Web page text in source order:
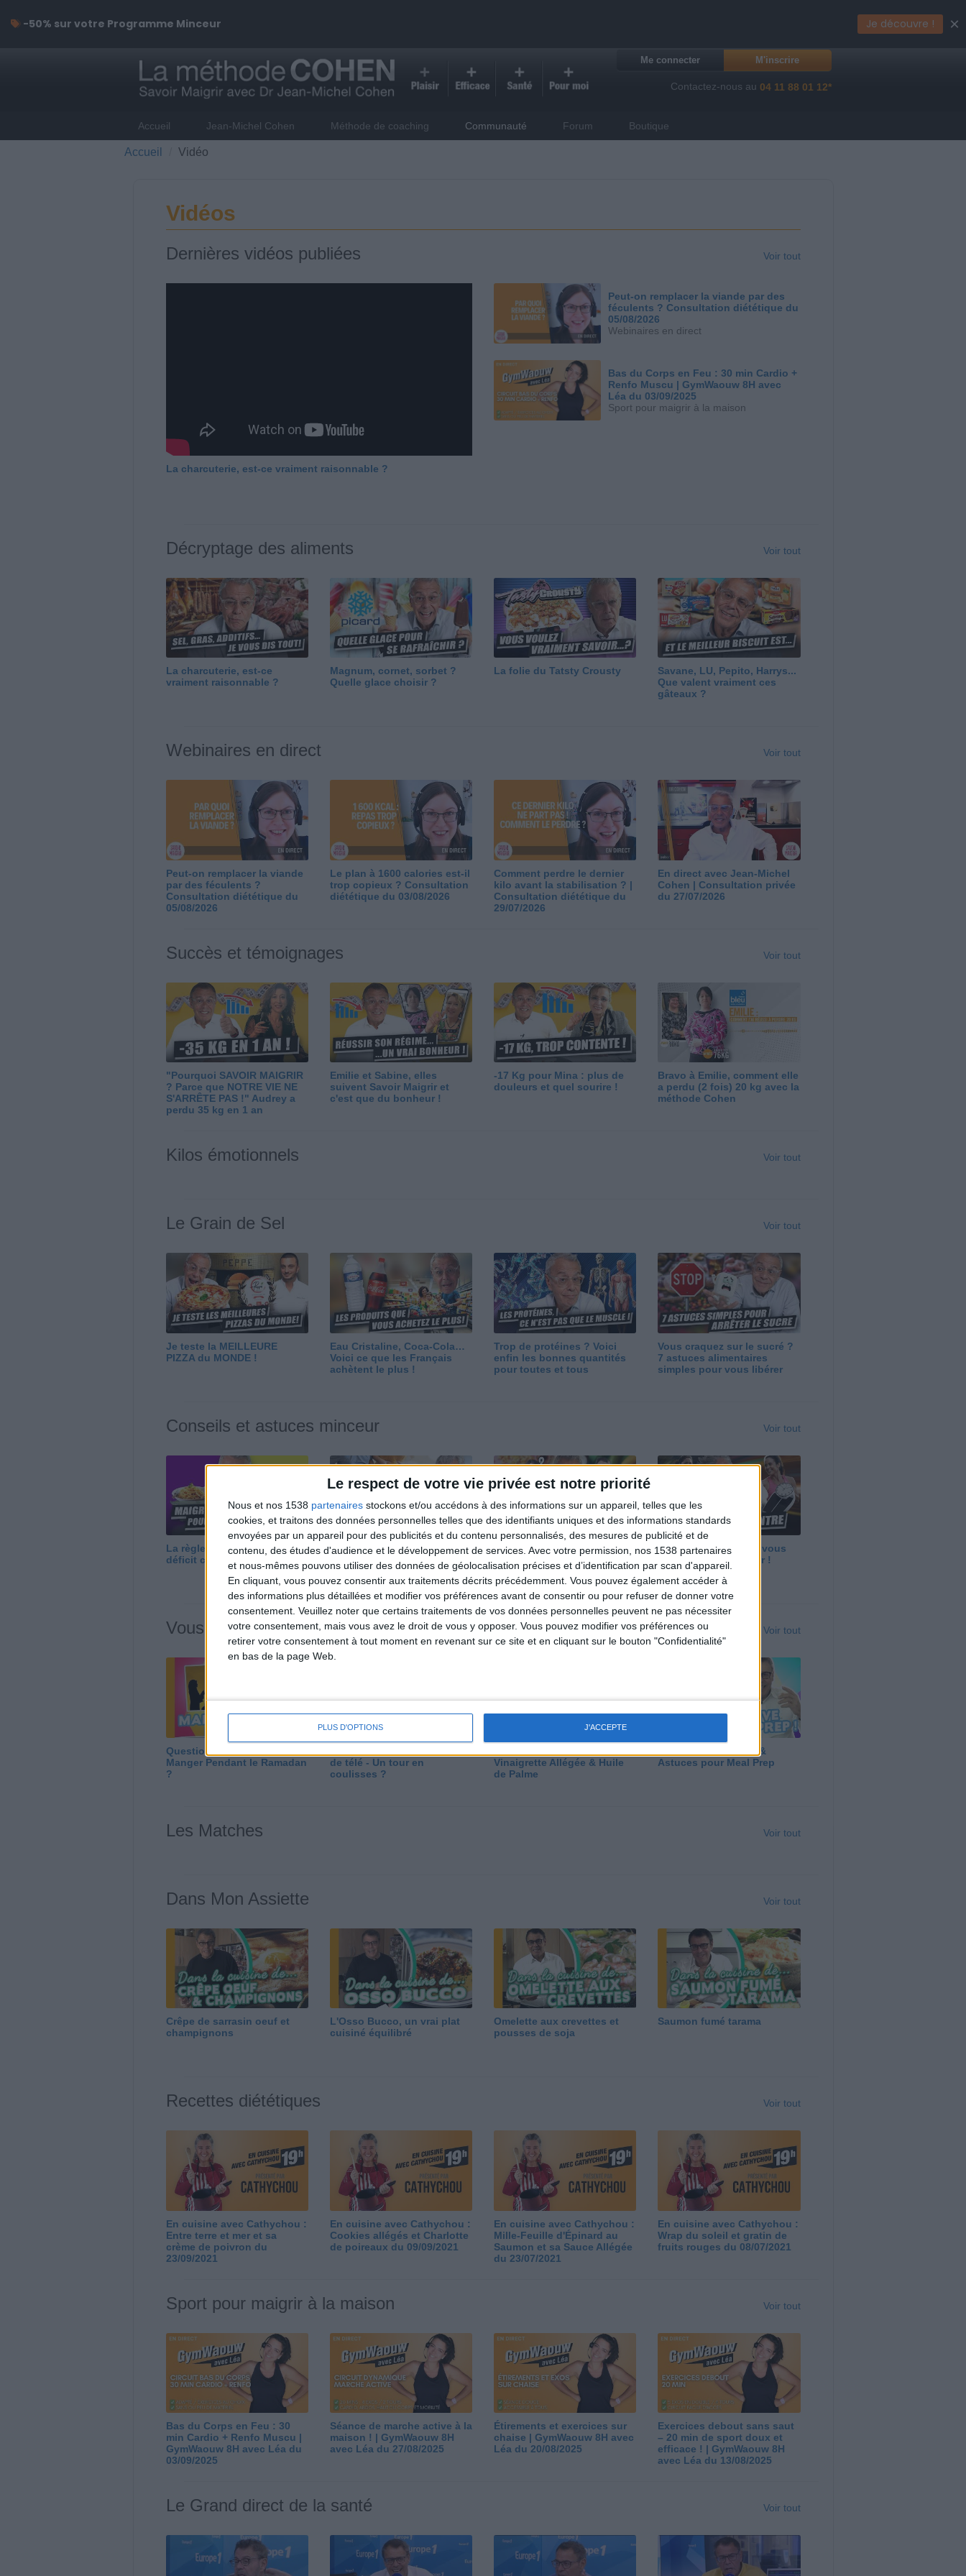
Le respect de votre vie privée est notre priorité
Nous et nos 1538 partenaires stockons et/ou accédons à des informations sur un appareil, telles que les
cookies, et traitons des données personnelles telles que des identifiants uniques et des informations standards
envoyées par un appareil pour des publicités et du contenu personnalisés, des mesures de publicité et de
contenu, des études d'audience et le développement de services. Avec votre permission, nos 1538 partenaires
et nous-mêmes pouvons utiliser des données de géolocalisation précises et d’identification par scan d'appareil.
En cliquant, vous pouvez consentir aux traitements décrits précédemment. Vous pouvez également accéder à
des informations plus détaillées et modifier vos préférences avant de consentir ou pour refuser de donner votre
consentement. Veuillez noter que certains traitements de vos données personnelles peuvent ne pas nécessiter
votre consentement, mais vous avez le droit de vous y opposer. Vous pouvez modifier vos préférences ou
retirer votre consentement à tout moment en revenant sur ce site et en cliquant sur le bouton "Confidentialité"
en bas de la page Web.
PLUS D'OPTIONS J'ACCEPTE
Me connecter M'inscrire
Contactez-nous au 04 11 88 01 12*
Accueil Jean-Michel Cohen Méthode de coaching Communauté Forum Boutique
Accueil Vidéo
Vidéos
Dernières vidéos publiées Voir tout
La charcuterie, est-ce vraiment raisonnable ?
Peut-on remplacer la viande par des
féculents ? Consultation diététique du
05/08/2026
Webinaires en direct
Bas du Corps en Feu : 30 min Cardio +
Renfo Muscu | GymWaouw 8H avec
Léa du 03/09/2025
Sport pour maigrir à la maison
Décryptage des aliments Voir tout
La charcuterie, est-ce
vraiment raisonnable ?
Magnum, cornet, sorbet ?
Quelle glace choisir ?
La folie du Tatsty Crousty
Savane, LU, Pepito, Harrys...
Que valent vraiment ces
gâteaux ?
Webinaires en direct Voir tout
Peut-on remplacer la viande
par des féculents ?
Consultation diététique du
05/08/2026
Le plan à 1600 calories est-il
trop copieux ? Consultation
diététique du 03/08/2026
Comment perdre le dernier
kilo avant la stabilisation ? |
Consultation diététique du
29/07/2026
En direct avec Jean-Michel
Cohen | Consultation privée
du 27/07/2026
Succès et témoignages Voir tout
"Pourquoi SAVOIR MAIGRIR
? Parce que NOTRE VIE NE
S'ARRÊTE PAS !" Audrey a
perdu 35 kg en 1 an
Emilie et Sabine, elles
suivent Savoir Maigrir et
c'est que du bonheur !
-17 Kg pour Mina : plus de
douleurs et quel sourire !
Bravo à Emilie, comment elle
a perdu (2 fois) 20 kg avec la
méthode Cohen
Kilos émotionnels Voir tout
Le Grain de Sel Voir tout
Je teste la MEILLEURE
PIZZA du MONDE !
Eau Cristaline, Coca-Cola…
Voici ce que les Français
achètent le plus !
Trop de protéines ? Voici
enfin les bonnes quantités
pour toutes et tous
Vous craquez sur le sucré ?
7 astuces alimentaires
simples pour vous libérer
Conseils et astuces minceur Voir tout
La règle N°1 pour maigrir : le
déficit calorique
Perdre 10 kg : ma méthode
est imparable
Et après la perte de poids ?
Je fais comment ?
Maigrir vite ? Ce que vous
devez vraiment savoir !
Vous m'avez demandé Voir tout
Question/Réponse : Que
Manger Pendant le Ramadan
?
de télé - Un tour en
coulisses ?
Vinaigrette Allégée & Huile
de Palme
Panga, Huile d'Olive &
Astuces pour Meal Prep
Les Matches Voir tout
Dans Mon Assiette Voir tout
Crêpe de sarrasin oeuf et
champignons
L'Osso Bucco, un vrai plat
cuisiné équilibré
Omelette aux crevettes et
pousses de soja
Saumon fumé tarama
Recettes diététiques Voir tout
En cuisine avec Cathychou :
Entre terre et mer et sa
crème de poivron du
23/09/2021
En cuisine avec Cathychou :
Cookies allégés et Charlotte
de poireaux du 09/09/2021
En cuisine avec Cathychou :
Mille-Feuille d'Épinard au
Saumon et sa Sauce Allégée
du 23/07/2021
En cuisine avec Cathychou :
Wrap du soleil et gratin de
fruits rouges du 08/07/2021
Sport pour maigrir à la maison Voir tout
Bas du Corps en Feu : 30
min Cardio + Renfo Muscu |
GymWaouw 8H avec Léa du
03/09/2025
Séance de marche active à la
maison ! | GymWaouw 8H
avec Léa du 27/08/2025
Étirements et exercices sur
chaise | GymWaouw 8H avec
Léa du 20/08/2025
Exercices debout sans saut
– 20 min de sport doux et
efficace ! | GymWaouw 8H
avec Léa du 13/08/2025
Le Grand direct de la santé Voir tout
-50% sur votre Programme Minceur Je découvre ! ×